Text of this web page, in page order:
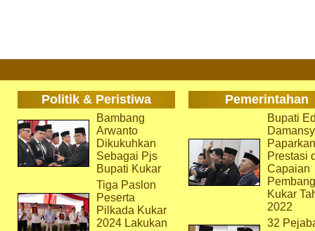
Politik & Peristiwa Pemerintahan
Bambang
Arwanto
Dikukuhkan
Sebagai Pjs
Bupati Kukar
Tiga Paslon
Peserta
Pilkada Kukar
2024 Lakukan
Bupati
Paparkan
Prestasi
Capaian
Kukar
2022
32